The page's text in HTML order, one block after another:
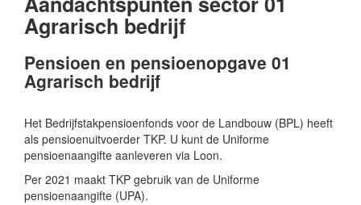
Agrarisch bedrijf
Pensioen en pensioenopgave 01
Agrarisch bedrijf
Het Bedrijfstakpensioenfonds voor de Landbouw (BPL) heeft
als pensioenuitvoerder TKP. U kunt de Uniforme
pensioenaangifte aanleveren via Loon.
Per 2021 maakt TKP gebruik van de Uniforme
pensioenaangifte (UPA).